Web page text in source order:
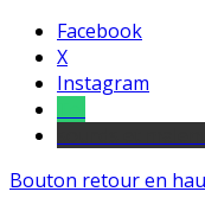
Facebook
X
Instagram
Bouton retour en